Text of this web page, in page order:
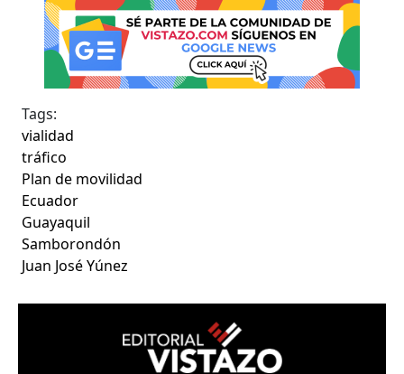
Tags:
vialidad
tráfico
Plan de movilidad
Ecuador
Guayaquil
Samborondón
Juan José Yúnez